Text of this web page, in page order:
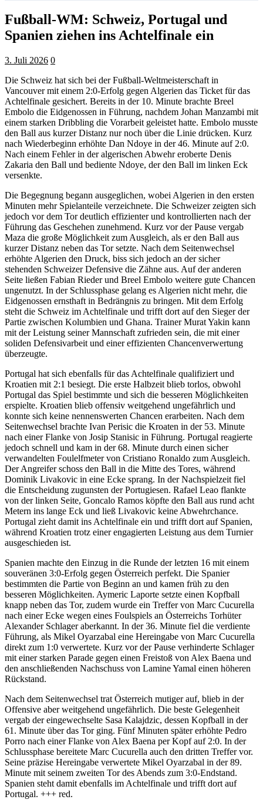
Fußball-WM: Schweiz, Portugal und
Spanien ziehen ins Achtelfinale ein
3. Juli 2026 0
Die Schweiz hat sich bei der Fußball-Weltmeisterschaft in
Vancouver mit einem 2:0-Erfolg gegen Algerien das Ticket für das
Achtelfinale gesichert. Bereits in der 10. Minute brachte Breel
Embolo die Eidgenossen in Führung, nachdem Johan Manzambi mit
einem starken Dribbling die Vorarbeit geleistet hatte. Embolo musste
den Ball aus kurzer Distanz nur noch über die Linie drücken. Kurz
nach Wiederbeginn erhöhte Dan Ndoye in der 46. Minute auf 2:0.
Nach einem Fehler in der algerischen Abwehr eroberte Denis
Zakaria den Ball und bediente Ndoye, der den Ball im linken Eck
versenkte.
Die Begegnung begann ausgeglichen, wobei Algerien in den ersten
Minuten mehr Spielanteile verzeichnete. Die Schweizer zeigten sich
jedoch vor dem Tor deutlich effizienter und kontrollierten nach der
Führung das Geschehen zunehmend. Kurz vor der Pause vergab
Maza die große Möglichkeit zum Ausgleich, als er den Ball aus
kurzer Distanz neben das Tor setzte. Nach dem Seitenwechsel
erhöhte Algerien den Druck, biss sich jedoch an der sicher
stehenden Schweizer Defensive die Zähne aus. Auf der anderen
Seite ließen Fabian Rieder und Breel Embolo weitere gute Chancen
ungenutzt. In der Schlussphase gelang es Algerien nicht mehr, die
Eidgenossen ernsthaft in Bedrängnis zu bringen. Mit dem Erfolg
steht die Schweiz im Achtelfinale und trifft dort auf den Sieger der
Partie zwischen Kolumbien und Ghana. Trainer Murat Yakin kann
mit der Leistung seiner Mannschaft zufrieden sein, die mit einer
soliden Defensivarbeit und einer effizienten Chancenverwertung
überzeugte.
Portugal hat sich ebenfalls für das Achtelfinale qualifiziert und
Kroatien mit 2:1 besiegt. Die erste Halbzeit blieb torlos, obwohl
Portugal das Spiel bestimmte und sich die besseren Möglichkeiten
erspielte. Kroatien blieb offensiv weitgehend ungefährlich und
konnte sich keine nennenswerten Chancen erarbeiten. Nach dem
Seitenwechsel brachte Ivan Perisic die Kroaten in der 53. Minute
nach einer Flanke von Josip Stanisic in Führung. Portugal reagierte
jedoch schnell und kam in der 68. Minute durch einen sicher
verwandelten Foulelfmeter von Cristiano Ronaldo zum Ausgleich.
Der Angreifer schoss den Ball in die Mitte des Tores, während
Dominik Livakovic in eine Ecke sprang. In der Nachspielzeit fiel
die Entscheidung zugunsten der Portugiesen. Rafael Leao flankte
von der linken Seite, Goncalo Ramos köpfte den Ball aus rund acht
Metern ins lange Eck und ließ Livakovic keine Abwehrchance.
Portugal zieht damit ins Achtelfinale ein und trifft dort auf Spanien,
während Kroatien trotz einer engagierten Leistung aus dem Turnier
ausgeschieden ist.
Spanien machte den Einzug in die Runde der letzten 16 mit einem
souveränen 3:0-Erfolg gegen Österreich perfekt. Die Spanier
bestimmten die Partie von Beginn an und kamen früh zu den
besseren Möglichkeiten. Aymeric Laporte setzte einen Kopfball
knapp neben das Tor, zudem wurde ein Treffer von Marc Cucurella
nach einer Ecke wegen eines Foulspiels an Österreichs Torhüter
Alexander Schlager aberkannt. In der 36. Minute fiel die verdiente
Führung, als Mikel Oyarzabal eine Hereingabe von Marc Cucurella
direkt zum 1:0 verwertete. Kurz vor der Pause verhinderte Schlager
mit einer starken Parade gegen einen Freistoß von Alex Baena und
den anschließenden Nachschuss von Lamine Yamal einen höheren
Rückstand.
Nach dem Seitenwechsel trat Österreich mutiger auf, blieb in der
Offensive aber weitgehend ungefährlich. Die beste Gelegenheit
vergab der eingewechselte Sasa Kalajdzic, dessen Kopfball in der
61. Minute über das Tor ging. Fünf Minuten später erhöhte Pedro
Porro nach einer Flanke von Alex Baena per Kopf auf 2:0. In der
Schlussphase bereitete Marc Cucurella auch den dritten Treffer vor.
Seine präzise Hereingabe verwertete Mikel Oyarzabal in der 89.
Minute mit seinem zweiten Tor des Abends zum 3:0-Endstand.
Spanien steht damit ebenfalls im Achtelfinale und trifft dort auf
Portugal. +++ red.